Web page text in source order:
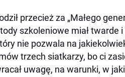
przecież za „Małego
szkoleniowe miał twarde
nie pozwala na
trzech siatkarzy, bo ci
uwagę, na warunki, w